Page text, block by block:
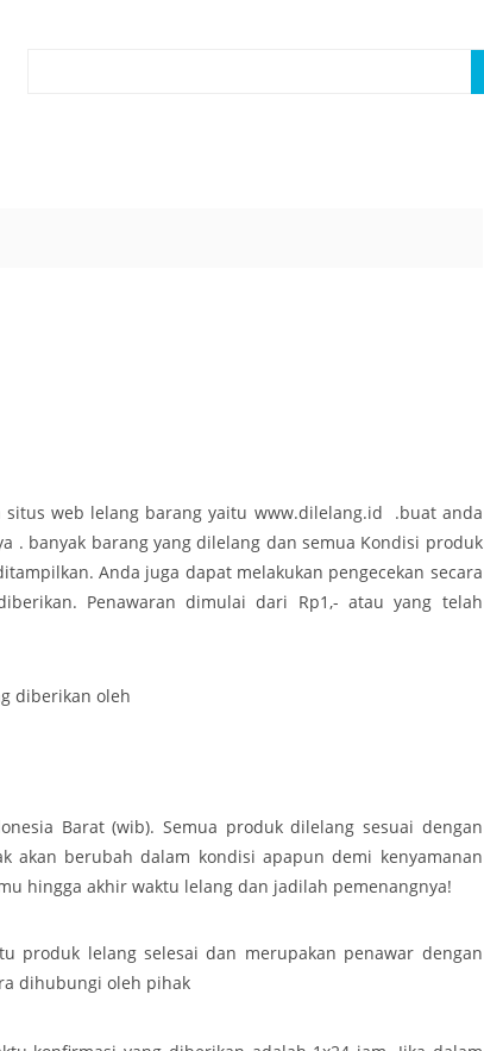
web lelang barang yaitu www.dilelang.id .buat anda
. banyak barang yang dilelang dan semua Kondisi produk
Anda juga dapat melakukan pengecekan secara
Penawaran dimulai dari Rp1,- atau yang telah
diberikan oleh
Barat (wib). Semua produk dilelang sesuai dengan
akan berubah dalam kondisi apapun demi kenyamanan
hingga akhir waktu lelang dan jadilah pemenangnya!
produk lelang selesai dan merupakan penawar dengan
dihubungi oleh pihak